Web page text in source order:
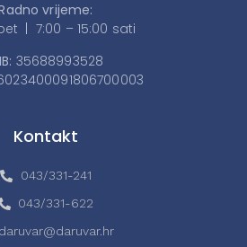
vrijeme:
| 7:00 – 15:00 sati
35688993528
Kontakt
043/331-241
043/331-622
daruvar@daruvar.hr